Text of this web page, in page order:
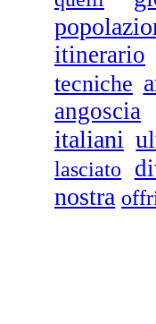
itinerario
tecniche
angoscia
italiani
lasciato
nostra